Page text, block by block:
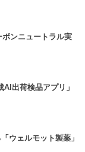
ンニュートラル実
出荷検品アプリ」
ウェルモット製薬」